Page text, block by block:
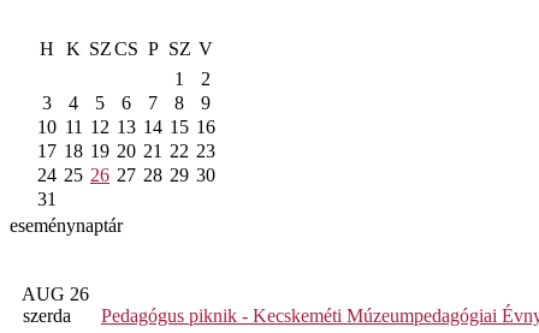
H K SZCS P SZ V
1
2
3
4 5 6 7 8
9
10 11 12 13 14 15 16
17 18 19 20 21 22 23
24 25 26 27 28 29 30
31
eseménynaptár
AUG 26
szerda
Pedagógus piknik - Kecskeméti Múzeumpedagógiai